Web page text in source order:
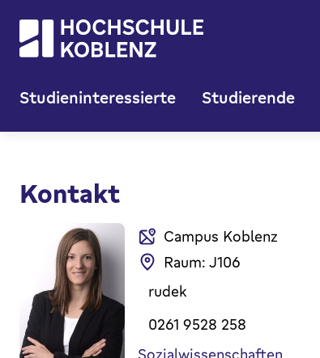
Studieninteressierte Studierende
Kontakt
Campus Koblenz
Raum: J106
rudek
0261 9528 258